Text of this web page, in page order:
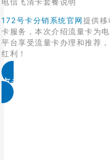
172号卡分销系统官网提供移
卡服务，本次介绍流量卡为
平台享受流量卡办理和推荐
红利！
点击免费领取